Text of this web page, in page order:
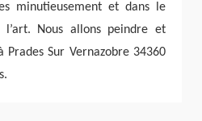
minutieusement et dans le
Nous allons peindre et
Sur Vernazobre 34360